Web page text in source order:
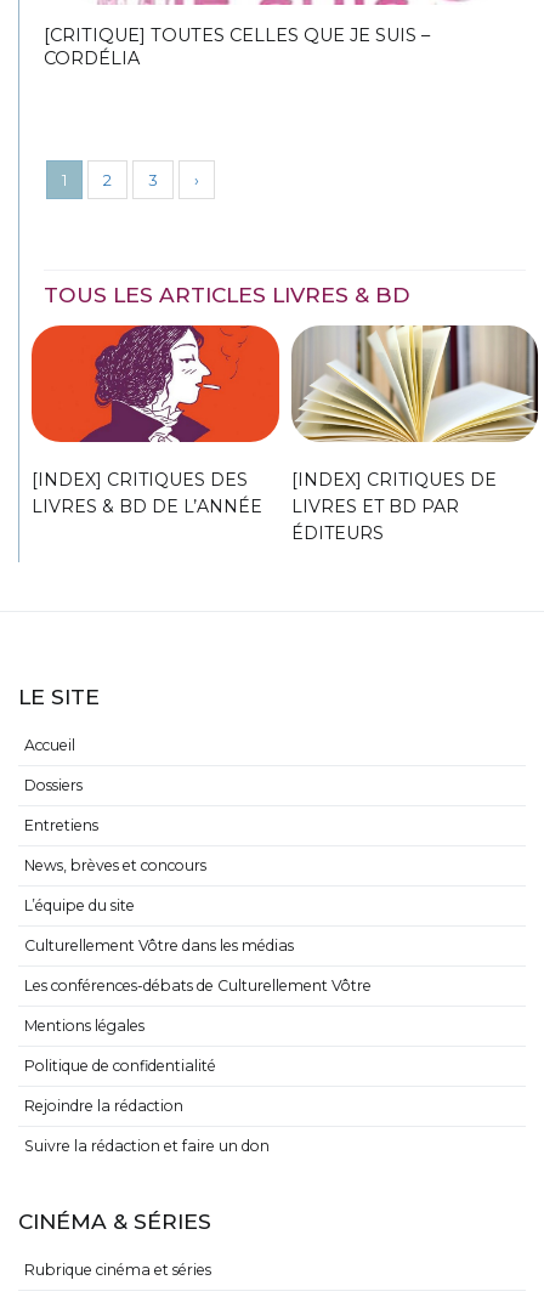
[CRITIQUE] TOUTES CELLES QUE JE SUIS –
CORDÉLIA
1 2 3 ›
TOUS LES ARTICLES LIVRES & BD
[INDEX] CRITIQUES DES
LIVRES & BD DE L’ANNÉE
[INDEX] CRITIQUES DE
LIVRES ET BD PAR
ÉDITEURS
LE SITE
Accueil
Dossiers
Entretiens
News, brèves et concours
L’équipe du site
Culturellement Vôtre dans les médias
Les conférences-débats de Culturellement Vôtre
Mentions légales
Politique de confidentialité
Rejoindre la rédaction
Suivre la rédaction et faire un don
CINÉMA & SÉRIES
Rubrique cinéma et séries